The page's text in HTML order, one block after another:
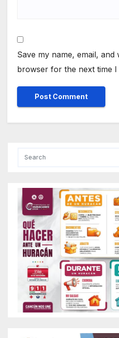
Save my name, email, and
browser for the next time I